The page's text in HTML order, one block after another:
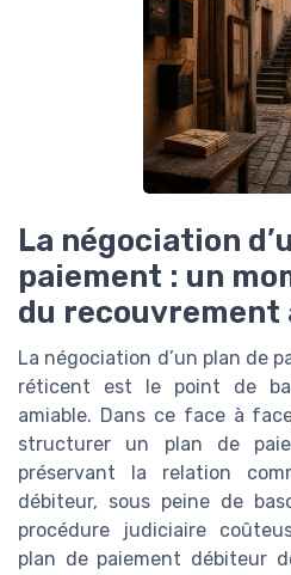
La négociation
paiement : un
du recouvrement
La négociation d’un plan de
réticent est le point de
amiable. Dans ce face à
structurer un plan de
préservant la relation
débiteur, sous peine de
procédure judiciaire
plan de paiement débiteur